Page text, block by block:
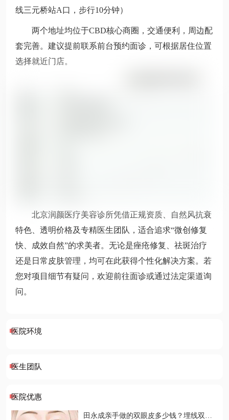
线三元桥站A口，步行10分钟）
两个地址均位于CBD核心商圈，交通便利，周边配
套完善。建议提前联系前台预约面诊，可根据居住位置
选择就近门店。
北京润颜医疗美容诊所凭借正规资质、自然风抗衰
特色、透明价格及专精医生团队，适合追求“微创修复
快、成效自然”的求美者。无论是痤疮修复、祛斑治疗
还是日常皮肤管理，均可在此获得个性化解决方案。若
您对项目细节有疑问，欢迎前往面诊或通过法定渠道询
问。
医院环境
医生团队
医院优惠
田永成亲手做的双眼皮多少钱？埋线双眼